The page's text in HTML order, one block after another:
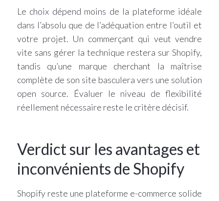
Le choix dépend moins de la plateforme idéale
dans l’absolu que de l’adéquation entre l’outil et
votre projet. Un commerçant qui veut vendre
vite sans gérer la technique restera sur Shopify,
tandis qu’une marque cherchant la maîtrise
complète de son site basculera vers une solution
open source. Évaluer le niveau de flexibilité
réellement nécessaire reste le critère décisif.
Verdict sur les avantages et
inconvénients de Shopify
Shopify reste une plateforme e-commerce solide